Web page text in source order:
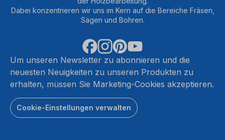
Dabei konzentrieren wir uns im Kern auf die Bereiche Fräsen,
Sägen und Bohren.
Um unseren Newsletter zu abonnieren und die
neuesten Neuigkeiten zu unseren Produkten zu
erhalten, müssen Sie Marketing-Cookies akzeptieren.
Cookie-Einstellungen verwalten